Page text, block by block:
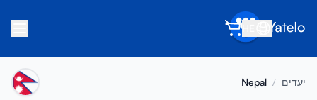
יעדים /
Nepal